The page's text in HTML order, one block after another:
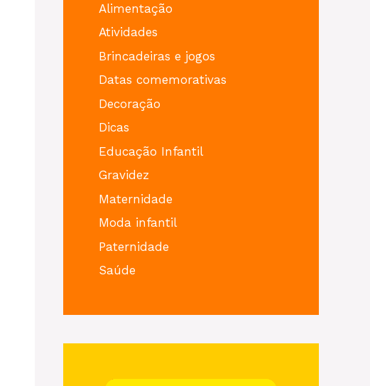
Alimentação
Atividades
Brincadeiras e jogos
Datas comemorativas
Decoração
Dicas
Educação Infantil
Gravidez
Maternidade
Moda infantil
Paternidade
Saúde